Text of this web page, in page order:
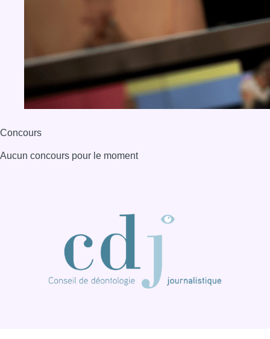
Concours
Aucun concours pour le moment